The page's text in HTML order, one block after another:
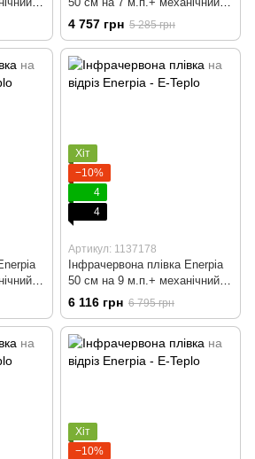
терморегулятор
4 757 грн 5 285 грн
Хіт
−10%
4
4
Артикул: 1137178
Інфрачервона плівка Enerpia
50 cм на 9 м.п.+ механічний
терморегулятор
6 116 грн 6 795 грн
Хіт
−10%